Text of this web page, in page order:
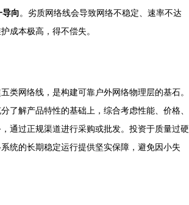
导向。劣质网络线会导致网络不稳定、速率不达
成本极高，得不偿失。
类网络线，是构建可靠户外网络物理层的基石。
了解产品特性的基础上，综合考虑性能、价格、
通过正规渠道进行采购或批发。投资于质量过硬
统的长期稳定运行提供坚实保障，避免因小失